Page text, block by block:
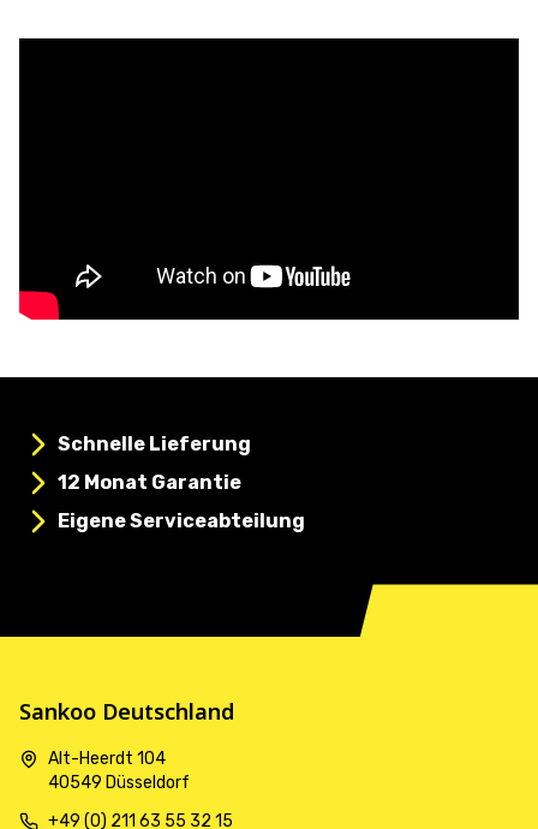
Schnelle Lieferung
12 Monat Garantie
Eigene Serviceabteilung
Sankoo Deutschland
Alt-Heerdt 104
40549 Düsseldorf
+49 (0) 211 63 55 32 15